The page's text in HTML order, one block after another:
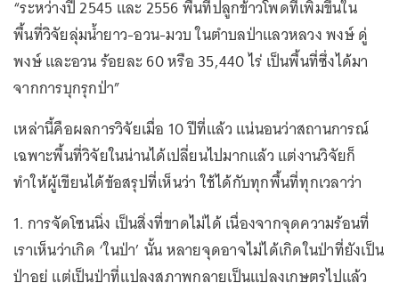
“ระหว่างปี 2545 และ 2556 พื้นที่ปลูกข้าวโพดที่เพิ่มขึ้นใน
พื้นที่วิจัยลุ่มน้ำยาว-อวน-มวบ ในตำบลป่าแลวหลวง พงษ์ ดู่
พงษ์ และอวน ร้อยละ 60 หรือ 35,440 ไร่ เป็นพื้นที่ซึ่งได้มา
จากการบุกรุกป่า”
เหล่านี้คือผลการวิจัยเมื่อ 10 ปีที่แล้ว แน่นอนว่าสถานการณ์
เฉพาะพื้นที่วิจัยในน่านได้เปลี่ยนไปมากแล้ว แต่งานวิจัยก็
ทำให้ผู้เขียนได้ข้อสรุปที่เห็นว่า ใช้ได้กับทุกพื้นที่ทุกเวลาว่า
1. การจัดโซนนิ่ง เป็นสิ่งที่ขาดไม่ได้ เนื่องจากจุดความร้อนที่
เราเห็นว่าเกิด ‘ในป่า’ นั้น หลายจุดอาจไม่ได้เกิดในป่าที่ยังเป็น
ป่าอยู่ แต่เป็นป่าที่แปลงสภาพกลายเป็นแปลงเกษตรไปแล้ว